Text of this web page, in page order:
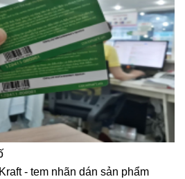
- tem nhãn dán sản phẩm